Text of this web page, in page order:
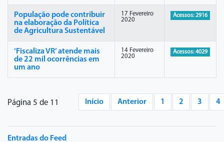
População pode contribuir
na elaboração da Política
de Agricultura Sustentável
17 Fevereiro
2020
Acessos: 2916
‘Fiscaliza VR’ atende mais
de 22 mil ocorrências em
um ano
14 Fevereiro
2020
Acessos: 4029
Página 5 de 11 Início Anterior 1 2 3 4
Entradas do Feed